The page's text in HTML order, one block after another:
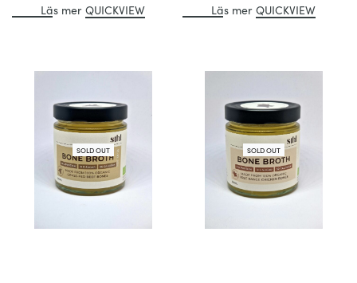
Läs mer QUICKVIEW Läs mer QUICKVIEW
SOLD OUT SOLD OUT